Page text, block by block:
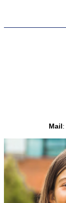
Mail: